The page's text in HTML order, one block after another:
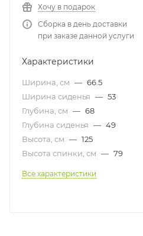
Хочу в подарок
Сборка в день доставки
при заказе данной услуги
Характеристики
Ширина, см — 66.5
Ширина сиденья — 53
Глубина, см — 68
Глубина сиденья — 49
Высота, см — 125
Высота спинки, см — 79
Все характеристики